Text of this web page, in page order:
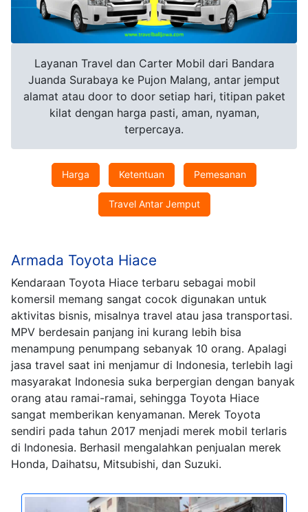
Layanan Travel dan Carter Mobil dari Bandara
Juanda Surabaya ke Pujon Malang, antar jemput
alamat atau door to door setiap hari, titipan paket
kilat dengan harga pasti, aman, nyaman,
terpercaya.
Harga Ketentuan Pemesanan
Travel Antar Jemput
Armada Toyota Hiace
Kendaraan Toyota Hiace terbaru sebagai mobil
komersil memang sangat cocok digunakan untuk
aktivitas bisnis, misalnya travel atau jasa transportasi.
MPV berdesain panjang ini kurang lebih bisa
menampung penumpang sebanyak 10 orang. Apalagi
jasa travel saat ini menjamur di Indonesia, terlebih lagi
masyarakat Indonesia suka berpergian dengan banyak
orang atau ramai-ramai, sehingga Toyota Hiace
sangat memberikan kenyamanan. Merek Toyota
sendiri pada tahun 2017 menjadi merek mobil terlaris
di Indonesia. Berhasil mengalahkan penjualan merek
Honda, Daihatsu, Mitsubishi, dan Suzuki.